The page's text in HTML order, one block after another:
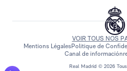
Real Madrid © 2026
VOIR TOUS NOS
Mentions LégalesPolitique de
Canal de información